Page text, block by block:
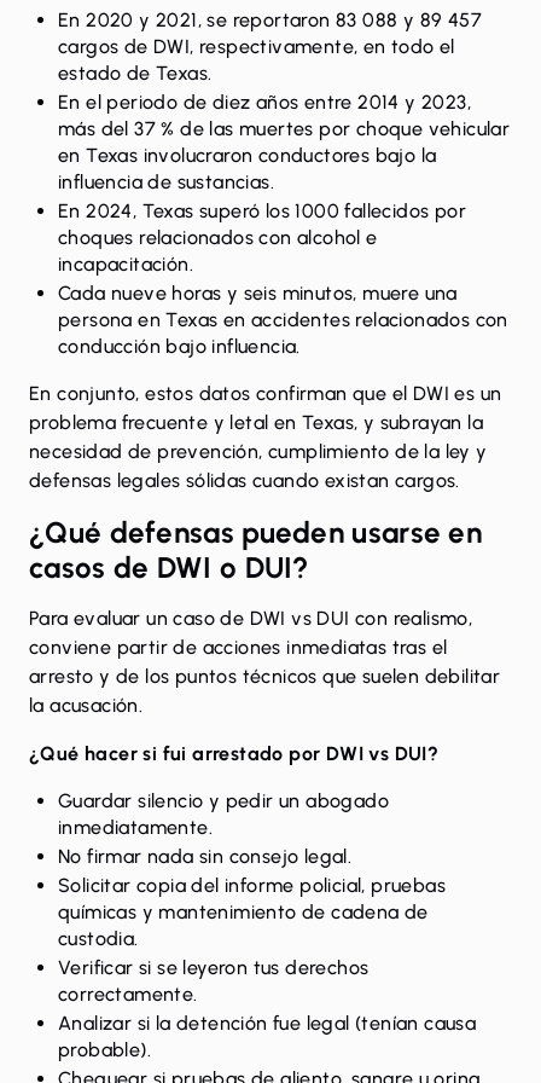
En 2020 y 2021, se reportaron 83 088 y 89 457
cargos de DWI, respectivamente, en todo el
estado de Texas.
En el periodo de diez años entre2014 y 2023,
más del 37 % de las muertes por choque vehicular
en Texas involucraron conductores bajo la
influencia de sustancias.
En 2024, Texas superó los 1000 fallecidos por
choques relacionados con alcohol e
incapacitación.
Cada nueve horas y seis minutos, muere una
persona en Texas en accidentes relacionados con
conducción bajo influencia.
En conjunto, estos datos confirman que el DWI es un
problema frecuente y letal en Texas, y subrayan la
necesidad de prevención, cumplimiento de la ley y
defensas legales sólidas cuando existan cargos.
¿Qué defensas pueden usarse en
casos de DWI o DUI?
Para evaluar un caso de DWI vs DUI con realismo,
conviene partir de acciones inmediatas tras el
arresto y de los puntos técnicos que suelen debilitar
la acusación.
¿Qué hacer si fui arrestado por DWI vs DUI?
Guardar silencio y pedir un abogado
inmediatamente.
No firmar nada sin consejo legal.
Solicitar copia del informe policial, pruebas
químicas y mantenimiento de cadena de
custodia.
Verificar si se leyeron tus derechos
correctamente.
Analizar si la detención fue legal (tenían causa
probable).